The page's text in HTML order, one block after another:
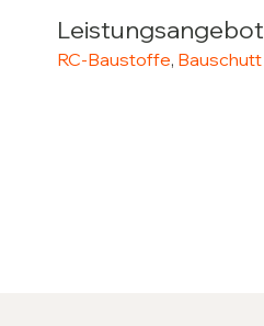
Leistungsangebot
RC-Baustoffe, Bauschutt